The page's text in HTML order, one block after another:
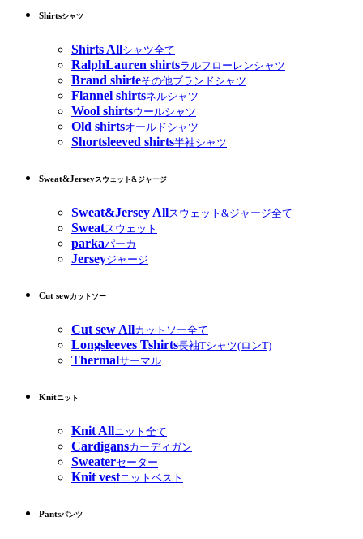
Shirtsシャツ
Shirts Allシャツ全て
RalphLauren shirtsラルフローレンシャツ
Brand shirteその他ブランドシャツ
Flannel shirtsネルシャツ
Wool shirtsウールシャツ
Old shirtsオールドシャツ
Shortsleeved shirts半袖シャツ
Sweat&Jerseyスウェット&ジャージ
Sweat&Jersey Allスウェット&ジャージ全て
Sweatスウェット
parkaパーカ
Jerseyジャージ
Cut sewカットソー
Cut sew Allカットソー全て
Longsleeves Tshirts長袖Tシャツ(ロンT)
Thermalサーマル
Knitニット
Knit Allニット全て
Cardigansカーディガン
Sweaterセーター
Knit vestニットベスト
Pantsパンツ